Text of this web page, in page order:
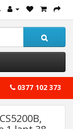
0377 102 373